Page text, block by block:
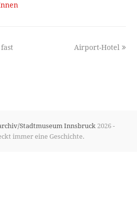
next
Airport-Hotel
Stadtmuseum Innsbruck 2026 -
immer eine Geschichte.